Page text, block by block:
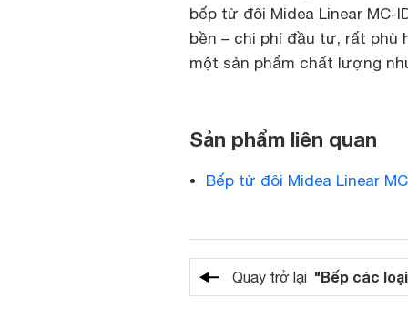
bếp từ đôi Midea Linear MC-
bền – chi phí đầu tư, rất phù
một sản phẩm chất lượng
Sản phẩm liên quan
Bếp từ đôi Midea Linear
Quay trở lại "Bếp các